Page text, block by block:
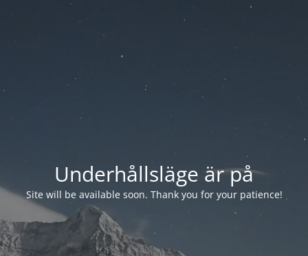
Underhållsläge är på
Site will be available soon. Thank you for your patience!